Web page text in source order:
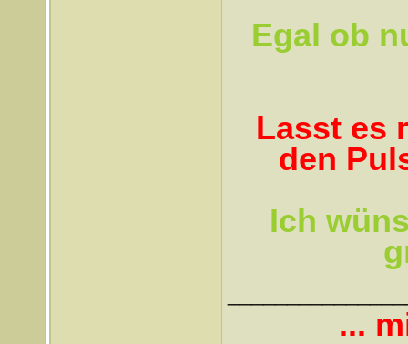
Egal ob
Lasst es
den
Ich
...